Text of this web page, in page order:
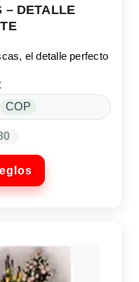
– DETALLE
el detalle perfecto
COP